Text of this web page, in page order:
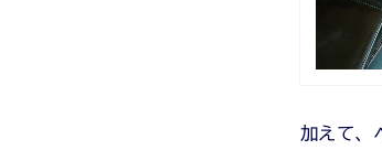
加えて、